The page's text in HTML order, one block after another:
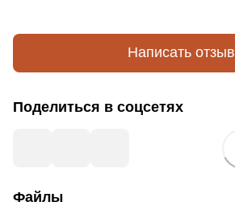
Написать отзыв
Поделиться в соцсетях
Файлы